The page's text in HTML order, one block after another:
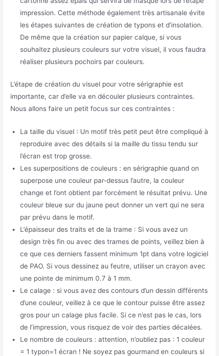
impression. Cette méthode également très artisanale évite
les étapes suivantes de création de typons et d’insolation.
De même que la création sur papier calque, si vous
souhaitez plusieurs couleurs sur votre visuel, il vous faudra
réaliser plusieurs pochoirs par couleurs.
L’étape de création du visuel pour votre sérigraphie est
importante, car d’elle va en découler plusieurs contraintes.
Nous allons faire un petit focus sur ces contraintes :
La taille du visuel : Un motif très petit peut être compliqué à
reproduire avec des détails si la maille du tissu tendu sur
l’écran est trop grosse.
Les superpositions de couleurs : en sérigraphie quand on
superpose une couleur par-dessus l’autre, la couleur
change et l’ont obtient par forcément le résultat prévu. Une
couleur bleue sur du jaune peut donner un vert qui ne sera
par prévu dans le motif.
L’épaisseur des traits et de la trame : Si vous avez un
design très fin ou avec des trames de points, veillez bien à
ce que ces derniers fassent minimum 1pt dans votre logiciel
de PAO. Si vous dessinez au feutre, utiliser un crayon avec
une pointe de minimum 0.7 à 1 mm.
Le calage : si vous avez des contours d’un dessin différents
d’une couleur, veillez à ce que le contour puisse être assez
gros pour un calage plus facile. Si ce n’est pas le cas, lors
de l’impression, vous risquez de voir des parties décalées.
Le nombre de couleurs : attention, n’oubliez pas : 1 couleur
= 1 typon=1 écran ! Ne soyez pas gourmand en couleurs si